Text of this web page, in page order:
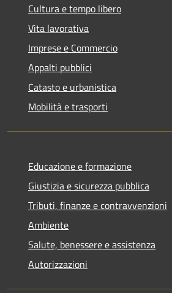
Cultura e tempo libero
Vita lavorativa
Imprese e Commercio
Appalti pubblici
Catasto e urbanistica
Mobilità e trasporti
Educazione e formazione
Giustizia e sicurezza pubblica
Tributi, finanze e contravvenzioni
Ambiente
Salute, benessere e assistenza
Autorizzazioni